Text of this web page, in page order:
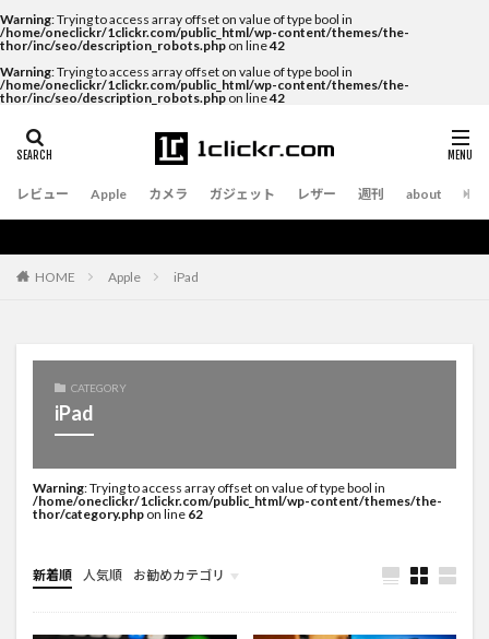
Warning: Trying to access array offset on value of type bool in
/home/oneclickr/1clickr.com/public_html/wp-content/themes/the-
thor/inc/seo/description_robots.php on line42
Warning: Trying to access array offset on value of type bool in
/home/oneclickr/1clickr.com/public_html/wp-content/themes/the-
thor/inc/seo/description_robots.php on line42
レビュー Apple カメラ ガジェット レザー 週刊 about
HOME Apple iPad
CATEGORY
iPad
Warning: Trying to access array offset on value of type bool in
/home/oneclickr/1clickr.com/public_html/wp-content/themes/the-
thor/category.php on line 62
新着順 人気順 お勧めカテゴリ
未分類